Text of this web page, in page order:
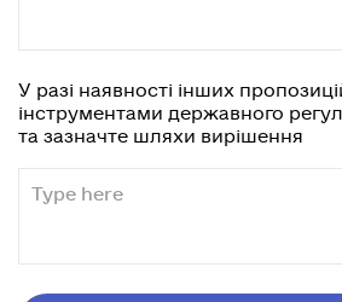
У разі наявності інших
інструментами державного
та зазначте шляхи вирішення